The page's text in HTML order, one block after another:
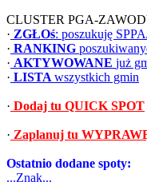
CLUSTER PGA-
· ZGŁOś: poszukuję
· RANKING
· AKTYWOWANE już
· LISTA wszystkich gmin
· Dodaj tu QUICK SPOT
· Zaplanuj tu
Ostatnio dodane spoty:
...Znak...